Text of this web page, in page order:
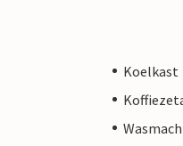
Koelkast